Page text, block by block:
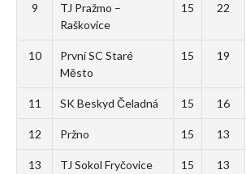
9
TJ Pražmo –
Raškovice
15 22
10
První SC Staré
Město
15 19
11 SK Beskyd Čeladná 15 16
12 Pržno 15 13
13 TJ Sokol Fryčovice 15 13